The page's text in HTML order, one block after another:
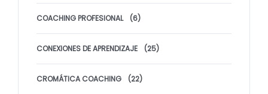
COACHING PROFESIONAL (6)
CONEXIONES DE APRENDIZAJE (25)
CROMÁTICA COACHING (22)